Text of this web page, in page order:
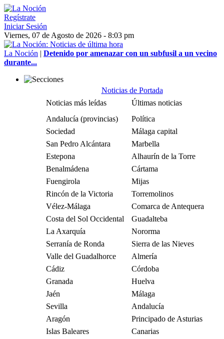
Regístrate
Iniciar Sesión
Viernes, 07 de Agosto de 2026 - 8:03 pm
La Noción | Detenido por amenazar con un subfusil a un vecino
durante...
Noticias de Portada
Noticias más leídas
Últimas noticias
Andalucía (provincias)
Política
Sociedad
Málaga capital
San Pedro Alcántara
Marbella
Estepona
Alhaurín de la Torre
Benalmádena
Cártama
Fuengirola
Mijas
Rincón de la Victoria
Torremolinos
Vélez-Málaga
Comarca de Antequera
Costa del Sol Occidental
Guadalteba
La Axarquía
Nororma
Serranía de Ronda
Sierra de las Nieves
Valle del Guadalhorce
Almería
Cádiz
Córdoba
Granada
Huelva
Jaén
Málaga
Sevilla
Andalucía
Aragón
Principado de Asturias
Islas Baleares
Canarias